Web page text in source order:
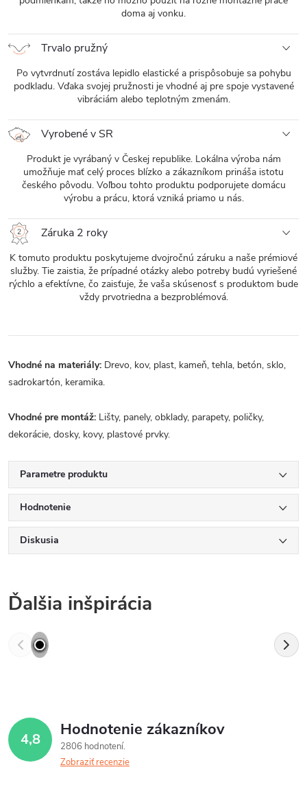
doma aj vonku.
Trvalo pružný
Po vytvrdnutí zostáva lepidlo elastické a prispôsobuje sa pohybu
podkladu. Vďaka svojej pružnosti je vhodné aj pre spoje vystavené
vibráciám alebo teplotným zmenám.
Vyrobené v SR
Produkt je vyrábaný v Českej republike. Lokálna výroba nám
umožňuje mať celý proces blízko a zákazníkom prináša istotu
českého pôvodu. Voľbou tohto produktu podporujete domácu
výrobu a prácu, ktorá vzniká priamo u nás.
Záruka 2 roky
K tomuto produktu poskytujeme dvojročnú záruku a naše prémiové
služby. Tie zaistia, že prípadné otázky alebo potreby budú vyriešené
rýchlo a efektívne, čo zaisťuje, že vaša skúsenosť s produktom bude
vždy prvotriedna a bezproblémová.
Vhodné na materiály: Drevo, kov, plast, kameň, tehla, betón, sklo,
sadrokartón, keramika.
Vhodné pre montáž: Lišty, panely, obklady, parapety, poličky,
dekorácie, dosky, kovy, plastové prvky.
Parametre produktu
Hodnotenie
Diskusia
Ďalšia inšpirácia
4,8 Hodnotenie zákazníkov
2806 hodnotení
Zobraziť recenzie